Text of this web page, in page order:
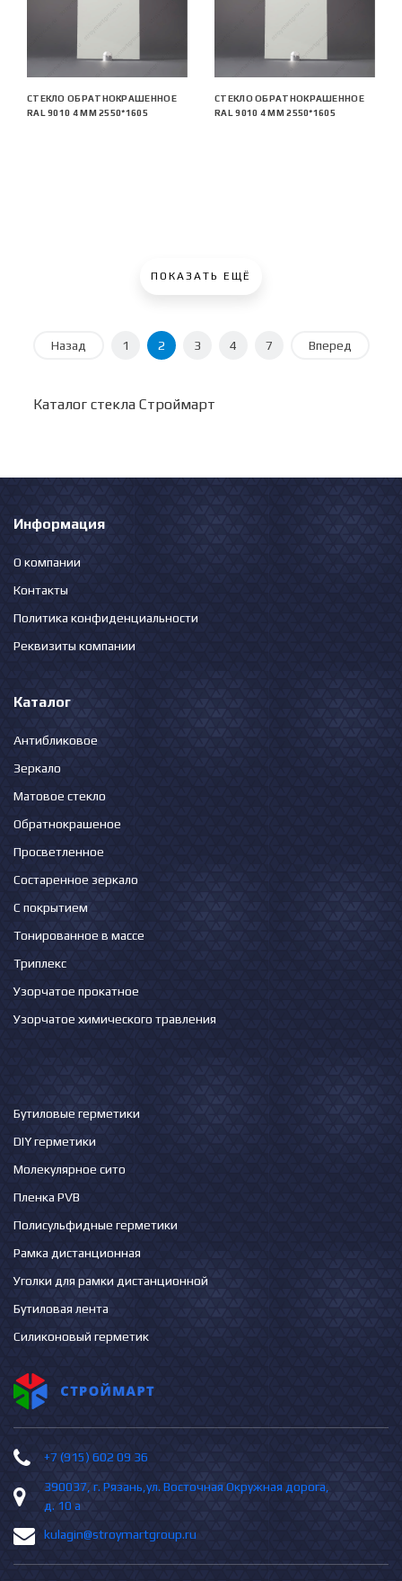
СТЕКЛО ОБРАТНОКРАШЕННОЕ
RAL 9010 4 ММ 2550*1605
СТЕКЛО ОБРАТНОКРАШЕННОЕ
RAL 9010 4 ММ 2550*1605
ПОКАЗАТЬ ЕЩЁ
Назад 1 2 3 4 7 Вперед
Каталог стекла Строймарт
Информация
О компании
Контакты
Политика конфиденциальности
Реквизиты компании
Каталог
Антибликовое
Зеркало
Матовое стекло
Обратнокрашеное
Просветленное
Состаренное зеркало
С покрытием
Тонированное в массе
Триплекс
Узорчатое прокатное
Узорчатое химического травления
Бутиловые герметики
DIY герметики
Молекулярное сито
Пленка PVB
Полисульфидные герметики
Рамка дистанционная
Уголки для рамки дистанционной
Бутиловая лента
Силиконовый герметик
+7 (915) 602 09 36
390037, г. Рязань,ул. Восточная Окружная дорога,
д. 10 а
kulagin@stroymartgroup.ru